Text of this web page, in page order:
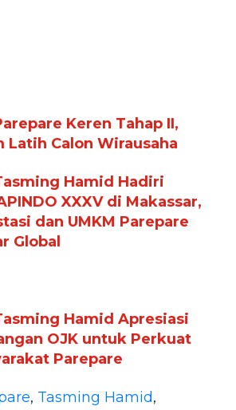
Keren Tahap II,
Latih Calon Wirausaha
Hamid Hadiri
XXXV di Makassar,
dan UMKM Parepare
Global
Hamid Apresiasi
OJK untuk Perkuat
Parepare
, Tasming Hamid,